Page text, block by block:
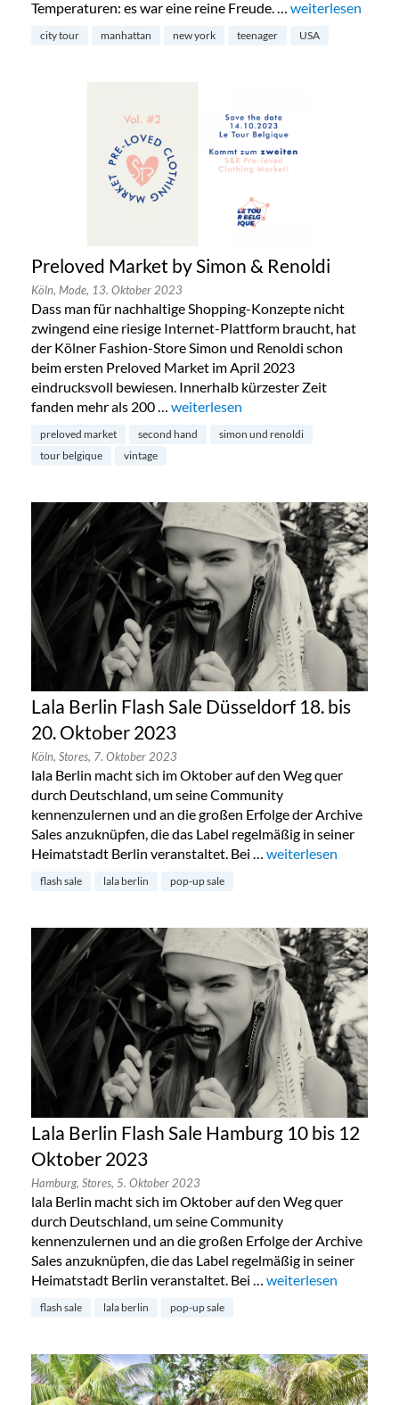
Temperaturen: es war eine reine Freude. … „New York mit
weiterlesen
city tour manhattan new york teenager USA
Preloved Market by Simon & Renoldi
Köln, Mode, 13. Oktober 2023
Dass man für nachhaltige Shopping-Konzepte nicht
zwingend eine riesige Internet-Plattform braucht, hat
der Kölner Fashion-Store Simon und Renoldi schon
beim ersten Preloved Market im April 2023
eindrucksvoll bewiesen. Innerhalb kürzester Zeit
fanden mehr als 200 … „Preloved Market by Simon &
weiterlesen
preloved market second hand
simon und renoldi
tour belgique
vintage
Lala Berlin Flash Sale Düsseldorf 18. bis
20. Oktober 2023
Köln, Stores, 7. Oktober 2023
lala Berlin macht sich im Oktober auf den Weg quer
durch Deutschland, um seine Community
kennenzulernen und an die großen Erfolge der Archive
Sales anzuknüpfen, die das Label regelmäßig in seiner
Heimatstadt Berlin veranstaltet. Bei … „Lala Berlin Flash
weiterlesen
flash sale lala berlin pop-up sale
Lala Berlin Flash Sale Hamburg 10 bis 12
Oktober 2023
Hamburg, Stores, 5. Oktober 2023
lala Berlin macht sich im Oktober auf den Weg quer
durch Deutschland, um seine Community
kennenzulernen und an die großen Erfolge der Archive
Sales anzuknüpfen, die das Label regelmäßig in seiner
Heimatstadt Berlin veranstaltet. Bei … „Lala Berlin Flash
weiterlesen
flash sale lala berlin pop-up sale